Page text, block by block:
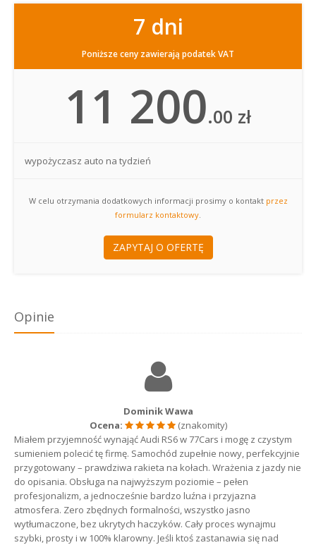
7 dni
Poniższe ceny zawierają podatek VAT
11 200.00 zł
wypożyczasz auto na tydzień
W celu otrzymania dodatkowych informacji prosimy o kontakt przez
formularz kontaktowy.
ZAPYTAJ O OFERTĘ
Opinie
Dominik Wawa
Ocena:
(znakomity)
Miałem przyjemność wynająć Audi RS6 w 77Cars i mogę z czystym
sumieniem polecić tę firmę. Samochód zupełnie nowy, perfekcyjnie
przygotowany – prawdziwa rakieta na kołach. Wrażenia z jazdy nie
do opisania. Obsługa na najwyższym poziomie – pełen
profesjonalizm, a jednocześnie bardzo luźna i przyjazna
atmosfera. Zero zbędnych formalności, wszystko jasno
wytłumaczone, bez ukrytych haczyków. Cały proces wynajmu
szybki, prosty i w 100% klarowny. Jeśli ktoś zastanawia się nad